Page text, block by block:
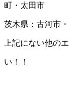
町・太田市
茨木県：古河市
上記にない他の
い！！